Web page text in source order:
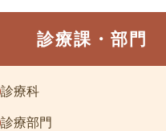
診療課・部門
診療科
診療部門